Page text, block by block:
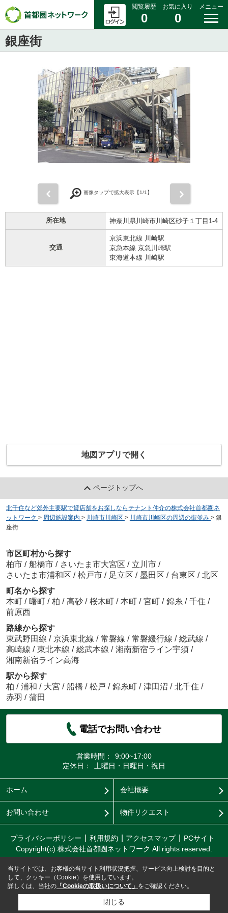
閲覧履歴
0
お気に入り
0
メニュー
銀座街
画像タップで拡大表示【1/1】
所在地 神奈川県川崎市川崎区砂子１丁目1-4
交通
京浜東北線 川崎駅
京急本線 京急川崎駅
東海道本線 川崎駅
地図アプリで開く
ページトップへ
北千住など郊外主要駅で貸店舗をお探しならテナント仲介の株式会社首都圏ネ
ットワーク > 周辺施設案内 > 川崎市川崎区 > 川崎市川崎区の周辺の街並み > 銀
座街
市区町村から探す
柏市 / 船橋市 / さいたま市大宮区 / 立川市 /
さいたま市浦和区 / 松戸市 / 足立区 / 墨田区 / 台東区 / 北区
町名から探す
本町 / 曙町 / 柏 / 高砂 / 桜木町 / 本町 / 宮町 / 錦糸 / 千住 /
前原西
路線から探す
東武野田線 / 京浜東北線 / 常磐線 / 常磐緩行線 / 総武線 /
高崎線 / 東北本線 / 総武本線 / 湘南新宿ライン宇須 /
湘南新宿ライン高海
駅から探す
柏 / 浦和 / 大宮 / 船橋 / 松戸 / 錦糸町 / 津田沼 / 北千住 /
赤羽 / 蒲田
電話でお問い合わせ
営業時間：
9:00~17:00
定休日：
土曜日・日曜日・祝日
ホーム 会社概要
お問い合わせ 物件リクエスト
プライバシーポリシー 利用規約 アクセスマップ
PCサイト
Copyright(c) 株式会社首都圏ネットワーク All rights reserved.
当サイトでは、お客様の当サイト利用状況把握、サービス向上検討を目的と
して、クッキー（Cookie）を使用しています。
詳しくは、当社の 「Cookieの取扱いについて」 をご確認ください。
閉じる